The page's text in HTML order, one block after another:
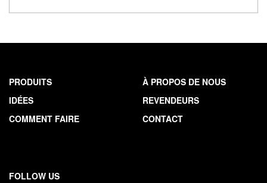
PRODUITS
IDÉES
COMMENT FAIRE
À PROPOS DE NOUS
REVENDEURS
CONTACT
FOLLOW US